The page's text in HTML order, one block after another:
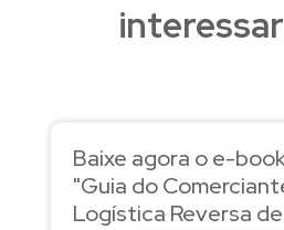
Baixe agora o e-
"Guia do
Logística Reversa